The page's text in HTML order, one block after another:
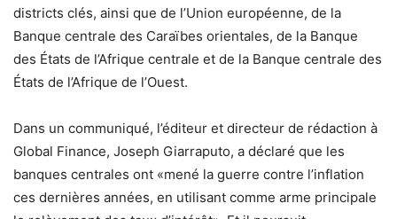
districts clés, ainsi que de l’Union européenne, de la
Banque centrale des Caraïbes orientales, de la Banque
des États de l’Afrique centrale et de la Banque centrale des
États de l’Afrique de l’Ouest.
Dans un communiqué, l’éditeur et directeur de rédaction à
Global Finance, Joseph Giarraputo, a déclaré que les
banques centrales ont «mené la guerre contre l’inflation
ces dernières années, en utilisant comme arme principale